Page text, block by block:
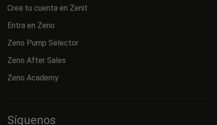
Crea tu cuenta en Zenit
Entra en Zeno
Zeno Pump Selector
Zeno After Sales
Zeno Academy
Síguenos